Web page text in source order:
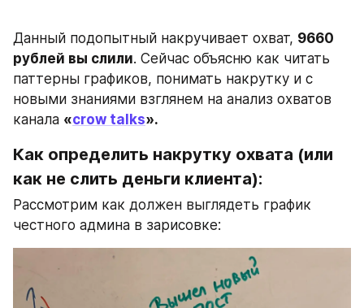
Данный подопытный накручивает охват, 9660
рублей вы слили. Сейчас объясню как читать
паттерны графиков, понимать накрутку и с
новыми знаниями взглянем на анализ охватов
канала «crow talks».
Как определить накрутку охвата (или
как не слить деньги клиента):
Рассмотрим как должен выглядеть график
честного админа в зарисовке: